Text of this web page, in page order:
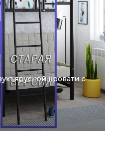
кровати с